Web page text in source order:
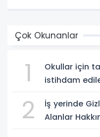
Çok Okunanlar
1
Okullar için
istihdam
2
İş yerinde
Alanlar